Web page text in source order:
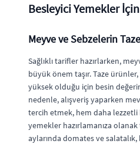
Besleyici Yemekler
Meyve ve Sebzelerin
Sağlıklı tarifler hazırlarken,
büyük önem taşır. Taze
yüksek olduğu için besin
nedenle, alışveriş yaparken
tercih etmek, hem daha
yemekler hazırlamanıza olanak
aylarında domates ve salatalık,